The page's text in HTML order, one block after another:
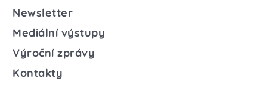
Newsletter
Mediální výstupy
Výroční zprávy
Kontakty